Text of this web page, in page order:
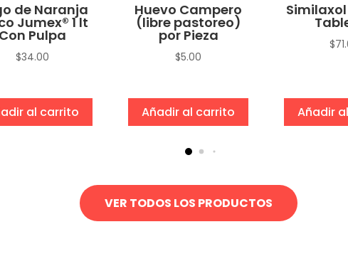
de Naranja
Jumex® 1 lt
Con Pulpa
$34.00
al carrito
Huevo Campero
(libre pastoreo)
por Pieza
$5.00
Añadir al carrito
$
Añadir
VER TODOS LOS PRODUCTOS